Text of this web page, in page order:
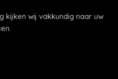
kijken wij vakkundig naar uw